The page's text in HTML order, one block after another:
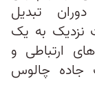
تبدیل
نزدیک به یک
ارتباطی و
جاده چالوس